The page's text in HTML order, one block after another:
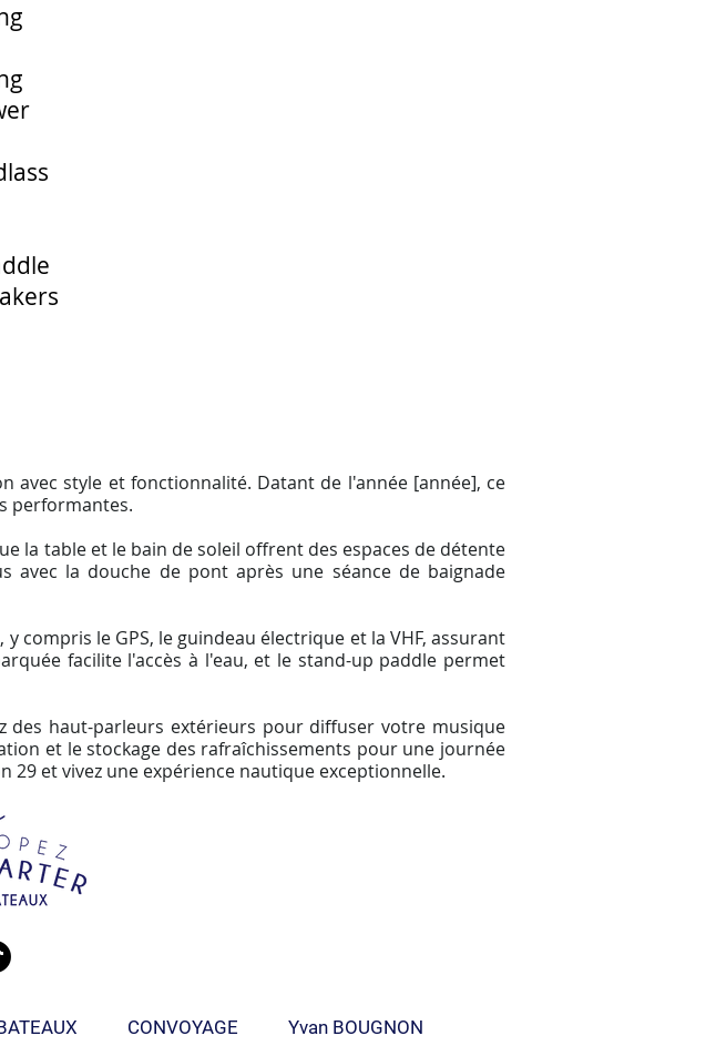
avec style et fonctionnalité. Datant de l'année [année], ce
performantes.
la table et le bain de soleil offrent des espaces de détente
avec la douche de pont après une séance de baignade
compris le GPS, le guindeau électrique et la VHF, assurant
facilite l'accès à l'eau, et le stand-up paddle permet
haut-parleurs extérieurs pour diffuser votre musique
et le stockage des rafraîchissements pour une journée
29 et vivez une expérience nautique exceptionnelle.
CONVOYAGE Yvan BOUGNON